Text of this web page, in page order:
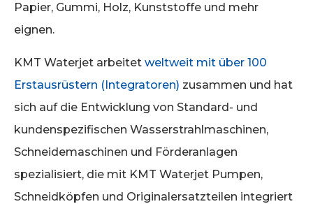
Papier, Gummi, Holz, Kunststoffe und mehr
eignen.
KMT Waterjet arbeitet weltweit mit über 100
Erstausrüstern (Integratoren) zusammen und hat
sich auf die Entwicklung von Standard- und
kundenspezifischen Wasserstrahlmaschinen,
Schneidemaschinen und Förderanlagen
spezialisiert, die mit KMT Waterjet Pumpen,
Schneidköpfen und Originalersatzteilen integriert